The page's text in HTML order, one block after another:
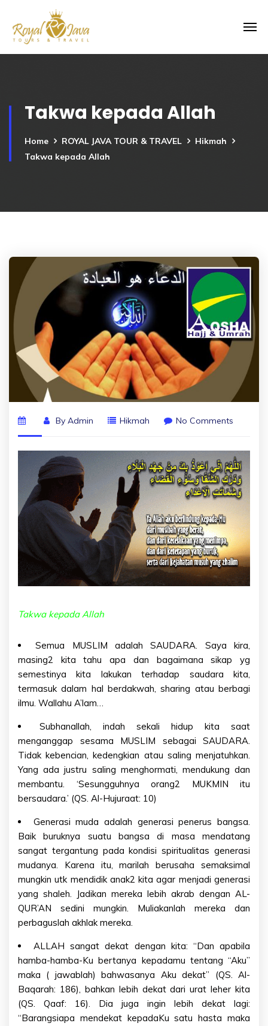
Takwa kepada Allah
Home ROYAL JAVA TOUR & TRAVEL
Hikmah
Takwa kepada Allah
By Admin Hikmah No Comments
Takwa kepada Allah
Semua MUSLIM adalah SAUDARA. Saya kira,
masing2 kita tahu apa dan bagaimana sikap yg
semestinya kita lakukan terhadap saudara kita,
termasuk dalam hal berdakwah, sharing atau berbagi
ilmu. Wallahu A’lam…
Subhanallah, indah sekali hidup kita saat
menganggap sesama MUSLIM sebagai SAUDARA.
Tidak kebencian, kedengkian atau saling menjatuhkan.
Yang ada justru saling menghormati, mendukung dan
membantu. ‘Sesungguhnya orang2 MUKMIN itu
bersaudara.’ (QS. Al-Hujuraat: 10)
Generasi muda adalah generasi penerus bangsa.
Baik buruknya suatu bangsa di masa mendatang
sangat tergantung pada kondisi spiritualitas generasi
mudanya. Karena itu, marilah berusaha semaksimal
mungkin utk mendidik anak2 kita agar menjadi generasi
yang shaleh. Jadikan mereka lebih akrab dengan AL-
QUR’AN sedini mungkin. Muliakanlah mereka dan
perbaguslah akhlak mereka.
ALLAH sangat dekat dengan kita: “Dan apabila
hamba-hamba-Ku bertanya kepadamu tentang “Aku”
maka ( jawablah) bahwasanya Aku dekat” (QS. Al-
Baqarah: 186), bahkan lebih dekat dari urat leher kita
(QS. Qaaf: 16). Dia juga ingin lebih dekat lagi:
“Barangsiapa mendekat kepadaKu satu hasta maka